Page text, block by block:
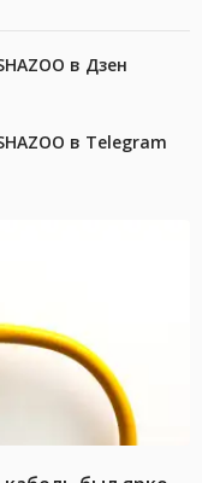
в Дзен
в Telegram